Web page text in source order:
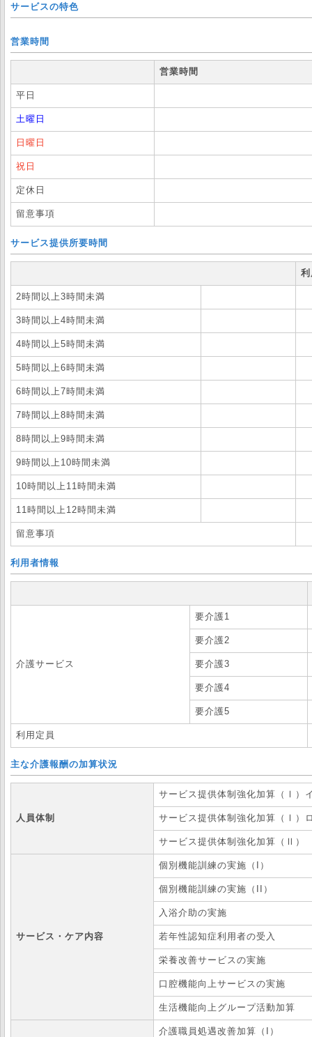
サービスの特色
営業時間
営業時間
平日
土曜日
日曜日
祝日
定休日
留意事項
サービス提供所要時間
2時間以上3時間未満
3時間以上4時間未満
4時間以上5時間未満
5時間以上6時間未満
6時間以上7時間未満
7時間以上8時間未満
8時間以上9時間未満
9時間以上10時間未満
10時間以上11時間未満
11時間以上12時間未満
留意事項
利用者情報
介護サービス
要介護1
要介護2
要介護3
要介護4
要介護5
利用定員
主な介護報酬の加算状況
人員体制
サービス提供体制強化加算（Ⅰ）
サービス提供体制強化加算（Ⅰ）
サービス提供体制強化加算（Ⅱ）
サービス・ケア内容
個別機能訓練の実施（I）
個別機能訓練の実施（II）
入浴介助の実施
若年性認知症利用者の受入
栄養改善サービスの実施
口腔機能向上サービスの実施
生活機能向上グループ活動加算
介護職員処遇改善加算（I）